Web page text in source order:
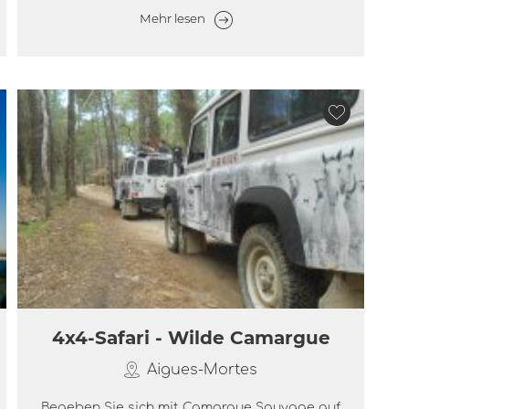
Mehr lesen
4x4-Safari - Wilde Camargue
Aigues-Mortes